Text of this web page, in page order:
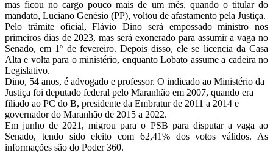
mas ficou no cargo pouco mais de um mês, quando o titular do
mandato, Luciano Genésio (PP), voltou de afastamento pela Justiça.
Pelo trâmite oficial, Flávio Dino será empossado ministro nos
primeiros dias de 2023, mas será exonerado para assumir a vaga no
Senado, em 1º de fevereiro. Depois disso, ele se licencia da Casa
Alta e volta para o ministério, enquanto Lobato assume a cadeira no
Legislativo.
Dino, 54 anos, é advogado e professor. O indicado ao Ministério da
Justiça foi deputado federal pelo Maranhão em 2007, quando era
filiado ao PC do B, presidente da Embratur de 2011 a 2014 e
governador do Maranhão de 2015 a 2022.
Em junho de 2021, migrou para o PSB para disputar a vaga ao
Senado, tendo sido eleito com 62,41% dos votos válidos. As
informações são do Poder 360.